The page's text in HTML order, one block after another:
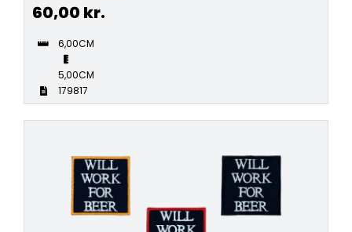
60,00 kr.
6,00CM
5,00CM
179817